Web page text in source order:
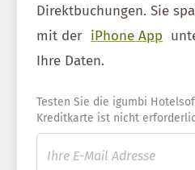
Direktbuchungen. Sie
mit der iPhone App
Ihre Daten.
Testen Sie die igumbi
Kreditkarte ist nicht